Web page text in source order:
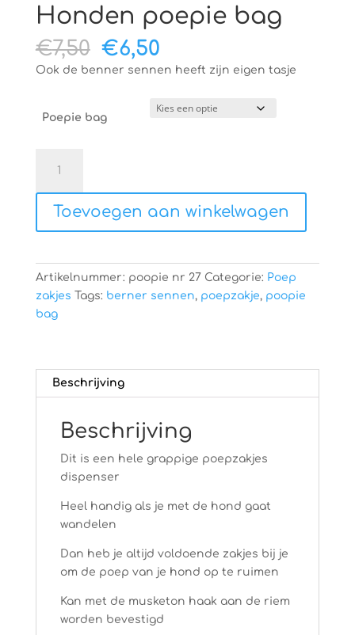
Honden poepie bag
€7,50 Oorspronkelijke
prijs
€7,50.
€6,50Huidige
prijs
€6,50.
Ook de benner sennen heeft zijn eigen tasje
Poepie bag
poepie
bag
aantal
Toevoegen aan winkelwagen
Artikelnummer: poopie nr 27 Categorie: Poep
zakjes Tags: berner sennen, poepzakje, poopie
bag
Beschrijving
Beschrijving
Dit is een hele grappige poepzakjes
dispenser
Heel handig als je met de hond gaat
wandelen
Dan heb je altijd voldoende zakjes bij je
om de poep van je hond op te ruimen
Kan met de musketon haak aan de riem
worden bevestigd